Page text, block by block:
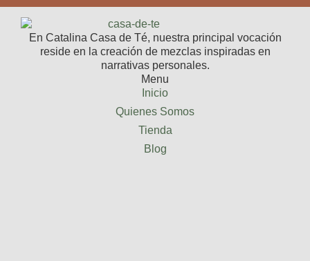
Menu
Inicio
Quienes Somos
Tienda
Blog
En Catalina Casa de Té, nuestra principal vocación
reside en la creación de mezclas inspiradas en
narrativas personales.